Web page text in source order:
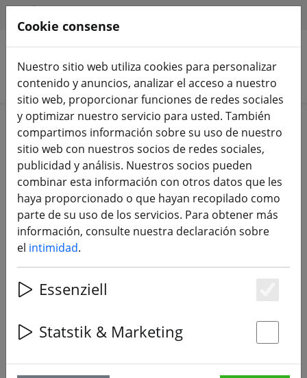
Buscar productos
Home Componentes Marcos
Kit de chasis FPV Axisflying Manta
5 SE V2 X de 5 pulgadas
Cookie consense
Nuestro sitio web utiliza cookies para personalizar
contenido y anuncios, analizar el acceso a nuestro
sitio web, proporcionar funciones de redes sociales
y optimizar nuestro servicio para usted. También
compartimos información sobre su uso de nuestro
sitio web con nuestros socios de redes sociales,
publicidad y análisis. Nuestros socios pueden
combinar esta información con otros datos que les
haya proporcionado o que hayan recopilado como
parte de su uso de los servicios. Para obtener más
información, consulte nuestra declaración sobre
el intimidad.
Essenziell
Statstik & Marketing